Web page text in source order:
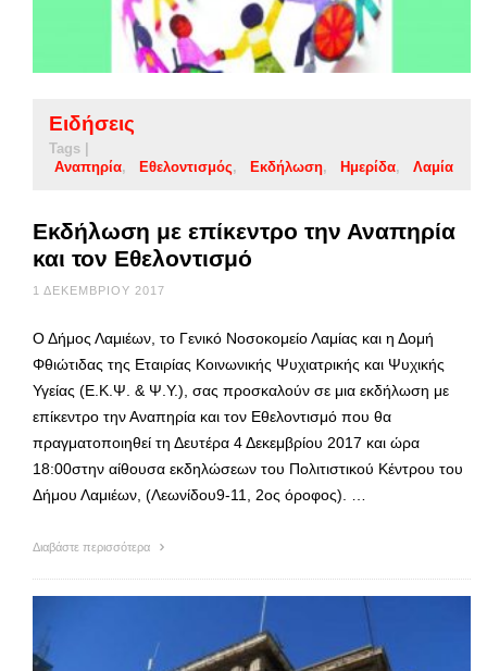
Ειδήσεις
Tags |
Αναπηρία
Εθελοντισμός Εκδήλωση Ημερίδα Λαμία
Εκδήλωση με επίκεντρο την Αναπηρία
και τον Εθελοντισμό
1 ΔΕΚΕΜΒΡΊΟΥ 2017
Ο Δήμος Λαμιέων, το Γενικό Νοσοκομείο Λαμίας και η Δομή
Φθιώτιδας της Εταιρίας Κοινωνικής Ψυχιατρικής και Ψυχικής
Υγείας (Ε.Κ.Ψ. & Ψ.Υ.), σας προσκαλούν σε μια εκδήλωση με
επίκεντρο την Αναπηρία και τον Εθελοντισμό που θα
πραγματοποιηθεί τη Δευτέρα 4 Δεκεμβρίου 2017 και ώρα
18:00στην αίθουσα εκδηλώσεων του Πολιτιστικού Κέντρου του
Δήμου Λαμιέων, (Λεωνίδου9-11, 2ος όροφος). …
Διαβάστε περισσότερα